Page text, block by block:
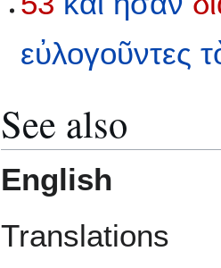
εὐλογοῦντες
See also
English
Translations